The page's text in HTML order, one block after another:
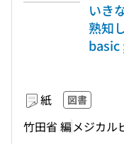
いき
熟知
basic
紙 図書
竹田省 編 メジカル